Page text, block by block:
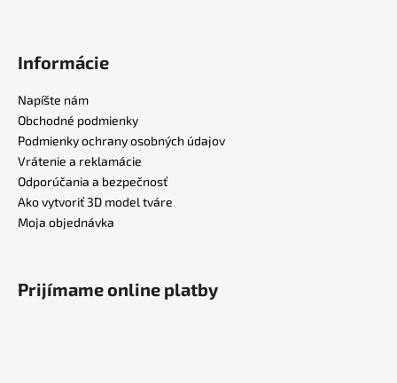
Informácie
Napíšte nám
Obchodné podmienky
Podmienky ochrany osobných údajov
Vrátenie a reklamácie
Odporúčania a bezpečnosť
Ako vytvoriť 3D model tváre
Moja objednávka
Prijímame online platby